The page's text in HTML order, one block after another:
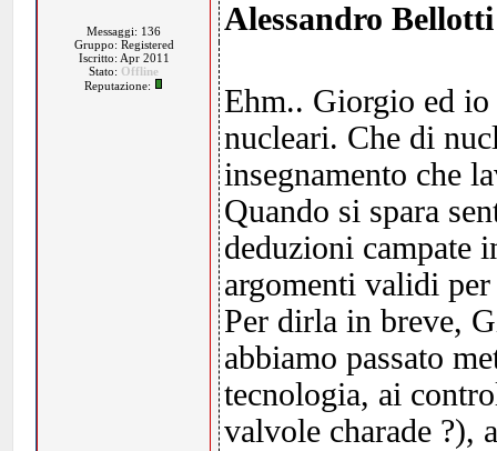
Messaggi: 136
Gruppo: Registered
Iscritto: Apr 2011
Stato: Offline
Reputazione:
Alessandro
Ehm.. Giorgio ed
nucleari. Che di
insegnamento che
Quando si spara
deduzioni campate
argomenti validi per
Per dirla in breve,
abbiamo passato
tecnologia, ai
valvole charade ?),